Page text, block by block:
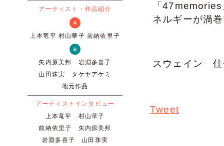
アーティスト・作品紹介
上本竜平 村山華子 前納依里子
矢内原美邦
岩淵多喜子
山田珠実
タケヤアケミ
地元作品
アーティストインタビュー
上本竜平
村山華子
前納依里子
矢内原美邦
岩淵多喜子
山田珠実
「
ネルギーが渦
スウェイン
Tweet